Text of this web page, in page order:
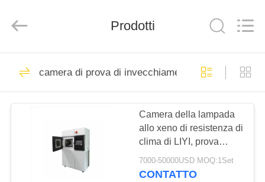
CASA
PRODOTTI
CIRCA
Technology
Rights
Camera di prova di
Prodotti
camera di prova di invecchiamento
Camera della lampada
allo xeno di resistenza di
clima di LIYI, prova
invecchiante LIYI della
camera 280-800nm
7000-50000USD MOQ:1Set
CONTATTO